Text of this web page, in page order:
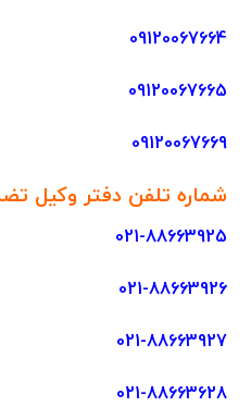
09120067664
09120067665
09120067669
شماره تلفن دفتر وکیل
021-88663925
021-88663926
021-88663927
021-88663628